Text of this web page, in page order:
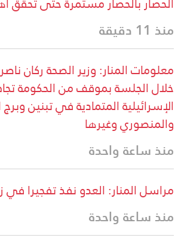
منذ 11 دقيقة
معلومات المنار: وزير الصحة ركان
خلال الجلسة بموقف من الحكومة
الإسرائيلية المتمادية في تبنين
والمنصوري وغيرها
منذ ساعة واحدة
مراسل المنار: العدو نفذ تفجيرا
منذ ساعة واحدة